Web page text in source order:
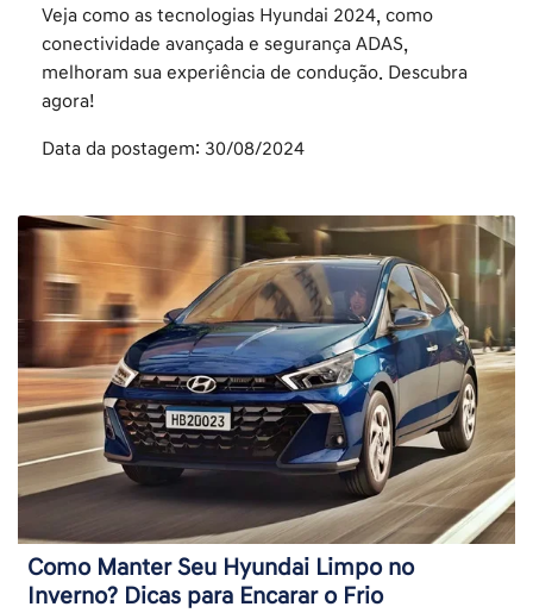
Veja como as tecnologias Hyundai 2024, como
conectividade avançada e segurança ADAS,
melhoram sua experiência de condução. Descubra
agora!
Data da postagem: 30/08/2024
Como Manter Seu Hyundai Limpo no
Inverno? Dicas para Encarar o Frio